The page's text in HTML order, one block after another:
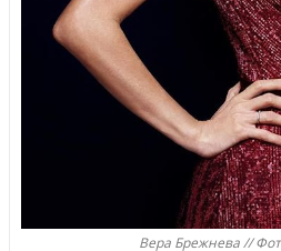
Вера Брежнева //